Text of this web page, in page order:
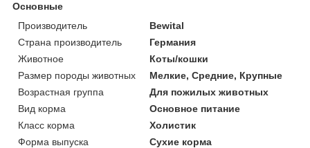
Основные
Производитель
Bewital
Страна производитель
Германия
Животное
Коты/кошки
Размер породы животных
Мелкие, Средние, Крупные
Возрастная группа
Для пожилых животных
Вид корма
Основное питание
Класс корма
Холистик
Форма выпуска
Сухие корма